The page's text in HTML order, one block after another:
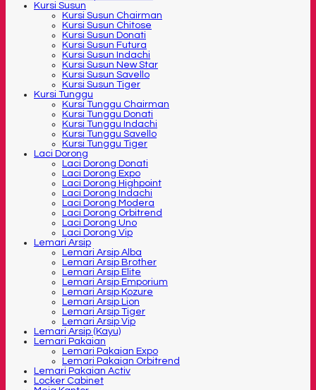
Kursi Susun
Kursi Susun Chairman
Kursi Susun Chitose
Kursi Susun Donati
Kursi Susun Futura
Kursi Susun Indachi
Kursi Susun New Star
Kursi Susun Savello
Kursi Susun Tiger
Kursi Tunggu
Kursi Tunggu Chairman
Kursi Tunggu Donati
Kursi Tunggu Indachi
Kursi Tunggu Savello
Kursi Tunggu Tiger
Laci Dorong
Laci Dorong Donati
Laci Dorong Expo
Laci Dorong Highpoint
Laci Dorong Indachi
Laci Dorong Modera
Laci Dorong Orbitrend
Laci Dorong Uno
Laci Dorong Vip
Lemari Arsip
Lemari Arsip Alba
Lemari Arsip Brother
Lemari Arsip Elite
Lemari Arsip Emporium
Lemari Arsip Kozure
Lemari Arsip Lion
Lemari Arsip Tiger
Lemari Arsip Vip
Lemari Arsip (Kayu)
Lemari Pakaian
Lemari Pakaian Expo
Lemari Pakaian Orbitrend
Lemari Pakaian Activ
Locker Cabinet